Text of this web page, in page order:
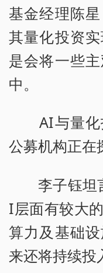
基金经理陈
其量化投资
是会将一些
中。
AI与量化
公募机构正在
李子钰坦
I层面有较大
算力及基础
来还将持续投